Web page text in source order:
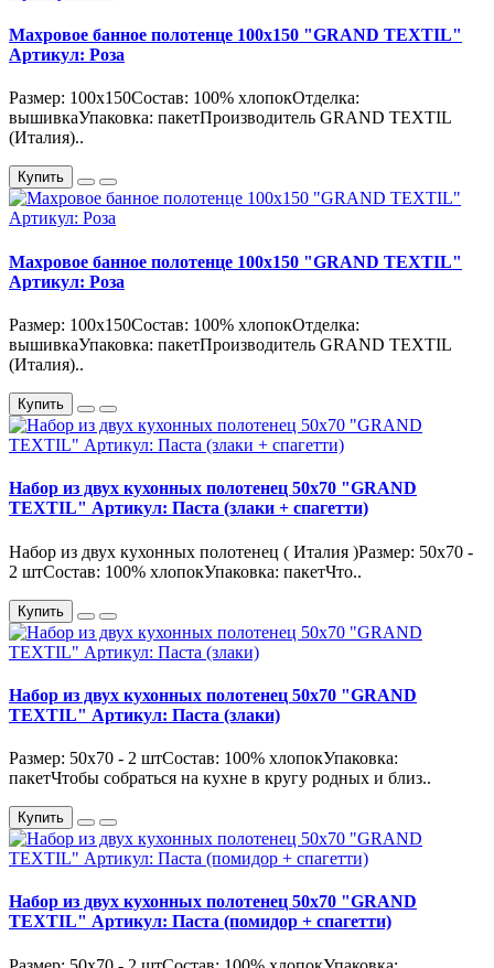
Махровое банное полотенце 100х150 "GRAND TEXTIL"
Артикул: Роза
Размер: 100х150Состав: 100% хлопокОтделка:
вышивкаУпаковка: пакетПроизводитель GRAND TEXTIL
(Италия)..
Купить
Махровое банное полотенце 100х150 "GRAND TEXTIL"
Артикул: Роза
Размер: 100х150Состав: 100% хлопокОтделка:
вышивкаУпаковка: пакетПроизводитель GRAND TEXTIL
(Италия)..
Купить
Набор из двух кухонных полотенец 50х70 "GRAND
TEXTIL" Артикул: Паста (злаки + спагетти)
Набор из двух кухонных полотенец ( Италия )Размер: 50х70 -
2 штСостав: 100% хлопокУпаковка: пакетЧто..
Купить
Набор из двух кухонных полотенец 50х70 "GRAND
TEXTIL" Артикул: Паста (злаки)
Размер: 50х70 - 2 штСостав: 100% хлопокУпаковка:
пакетЧтобы собраться на кухне в кругу родных и близ..
Купить
Набор из двух кухонных полотенец 50х70 "GRAND
TEXTIL" Артикул: Паста (помидор + спагетти)